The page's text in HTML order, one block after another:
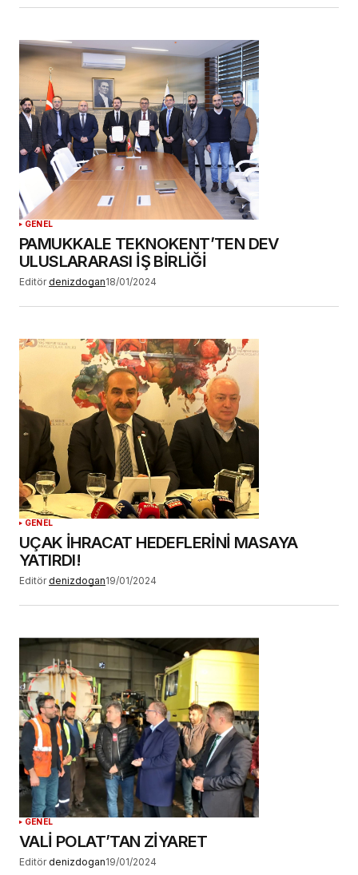
GENEL
PAMUKKALE TEKNOKENT’TEN DEV
ULUSLARARASI İŞ BİRLİĞİ
Editör denizdogan18/01/2024
GENEL
UÇAK İHRACAT HEDEFLERİNİ MASAYA
YATIRDI!
Editör denizdogan19/01/2024
GENEL
VALİ POLAT’TAN ZİYARET
Editör denizdogan19/01/2024